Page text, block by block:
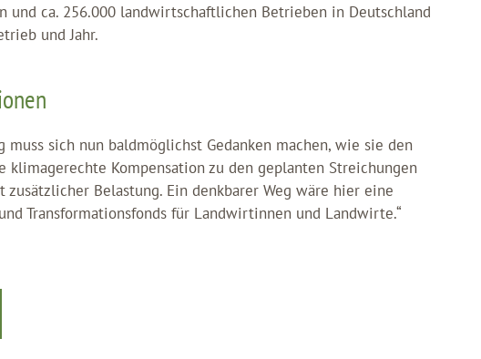
und ca. 256.000 landwirtschaftlichen Betrieben in Deutschland
und Jahr.
muss sich nun baldmöglichst Gedanken machen, wie sie den
Kompensation zu den geplanten Streichungen
Belastung. Ein denkbarer Weg wäre hier eine
Transformationsfonds für Landwirtinnen und Landwirte.“